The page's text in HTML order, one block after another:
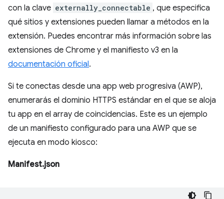
con la clave externally_connectable⁠⁠ , que especifica
qué sitios y extensiones pueden llamar a métodos en la
extensión. Puedes encontrar más información sobre las
extensiones de Chrome y el manifiesto v3 en la
documentación oficial⁠⁠.
Si te conectas desde una app web progresiva (AWP),
enumerarás el dominio HTTPS estándar en el que se aloja
tu app en el array de coincidencias. Este es un ejemplo
de un manifiesto configurado para una AWP que se
ejecuta en modo kiosco:
Manifest.json